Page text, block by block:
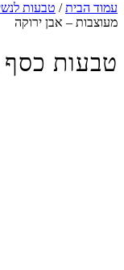
עמוד הבית/ טבעות
מעוצבות – אבן ירוקה
טבעות כסף